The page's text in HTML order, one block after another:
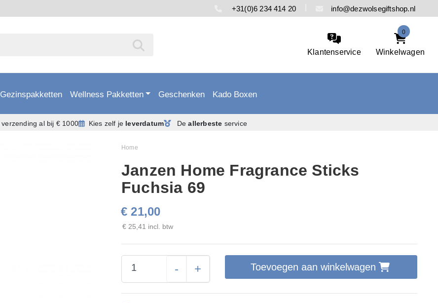
+31(0)6 234 414 20 info@dezwolsegiftshop.nl
Klantenservice
0
Winkelwagen
Gezinspakketten Wellness Pakketten Geschenken Kado Boxen
verzendingal bij € 1000 Kies zelf je leverdatum Deallerbeste service
Home
Janzen Home Fragrance Sticks
Fuchsia 69
€ 21,00
€ 25,41 incl. btw
- + Toevoegen aan winkelwagen